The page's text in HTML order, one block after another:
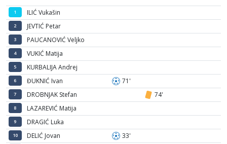
1 ILIĆ Vukašin
2 JEVTIĆ Petar
3 PAUCANOVIĆ Veljko
4 VUKIĆ Matija
5 KURBALIJA Andrej
6 ĐUKNIĆ Ivan 71'
7 DROBNJAK Stefan 74'
8 LAZAREVIĆ Matija
9 DRAGIĆ Luka
10 DELIĆ Jovan 33'